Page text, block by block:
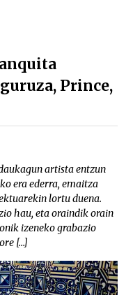
Prince,
artista entzun
era ederra, emaitza
lortu duena.
hau, eta oraindik orain
izeneko grabazio
[…]